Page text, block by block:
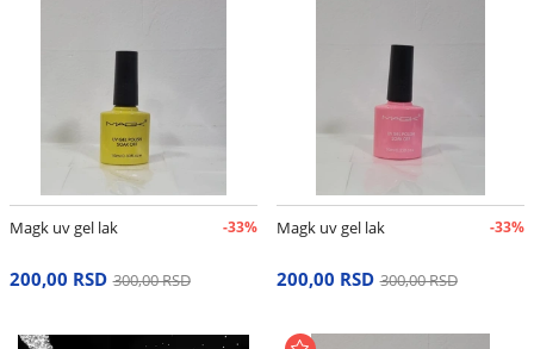
Magk uv gel lak -33%
200,00 RSD 300,00 RSD
Magk uv gel lak -33%
200,00 RSD 300,00 RSD